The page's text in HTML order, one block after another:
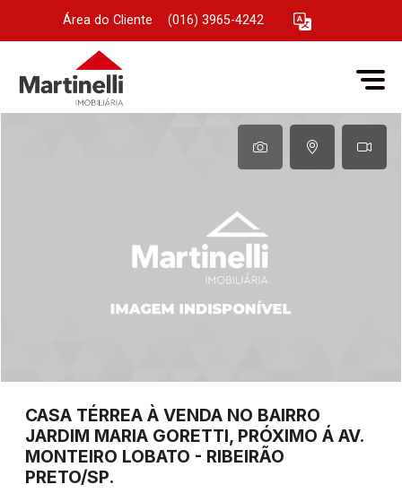
Área do Cliente (016) 3965-4242
CASA TÉRREA À VENDA NO BAIRRO
JARDIM MARIA GORETTI, PRÓXIMO Á AV.
MONTEIRO LOBATO - RIBEIRÃO
PRETO/SP.